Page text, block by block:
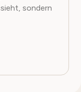
sondern